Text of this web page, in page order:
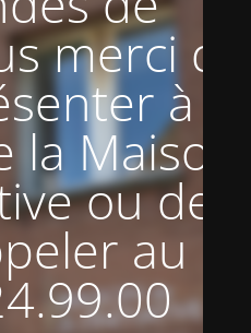
merci de
à
Maison
ou de
au